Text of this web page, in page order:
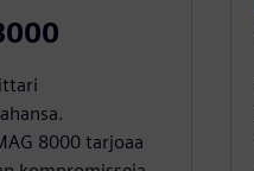
8000 tarjoaa